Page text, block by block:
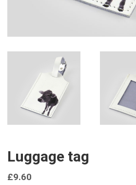
Luggage tag
£9.60